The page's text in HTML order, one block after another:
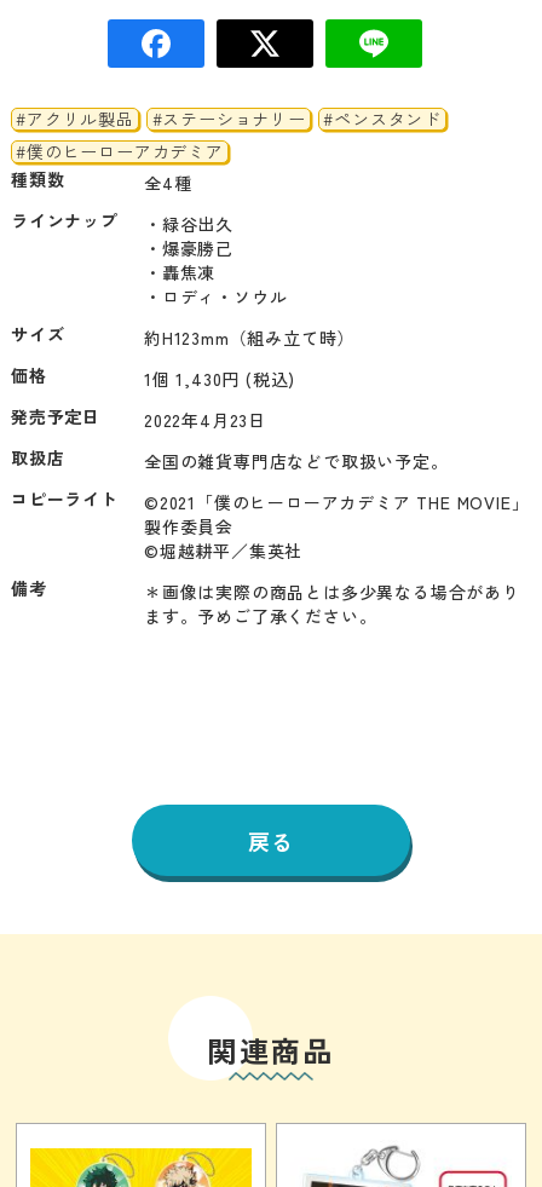
#アクリル製品 #ステーショナリー
#ペンスタンド
#僕のヒーローアカデミア
種類数
全4種
ラインナップ
・緑谷出久
・爆豪勝己
・轟焦凍
サイズ
約H123mm（組み立て時）
価格
1個 1,430円 (税込)
発売予定日
2022年4月23日
取扱店
全国の雑貨専門店などで取扱い予定。
コピーライト
©2021「僕のヒーローアカデミア THE MOVIE」
製作委員会
©堀越耕平／集英社
備考
＊画像は実際の商品とは多少異なる場合があり
ます。予めご了承ください。
戻る
関連商品